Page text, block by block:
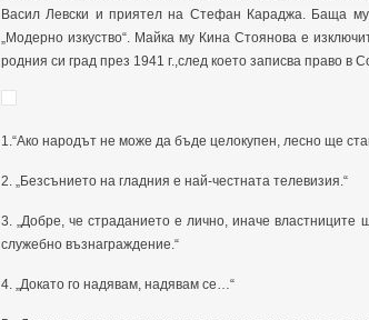
Васил Левски и приятел на Стефан Караджа. Баща
„Модерно изкуство“. Майка му Кина Стоянова е
родния си град през 1941 г.,след което записва право в
1.“Ако народът не може да бъде целокупен, лесно ще
2. „Безсънието на гладния е най-честната телевизия.“
3. „Добре, че страданието е лично, иначе
служебно възнаграждение.“
4. „Докато го надявам, надявам се…“